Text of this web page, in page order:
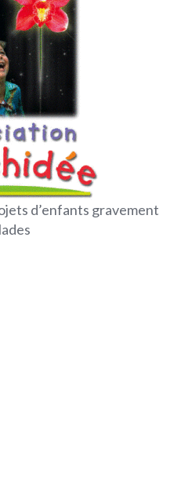
d’enfants gravement